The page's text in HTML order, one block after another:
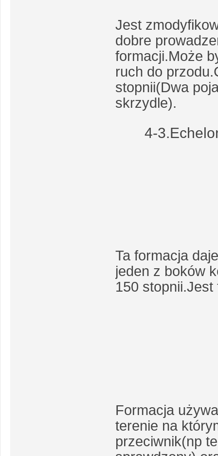
Jest
dobre
formacji.Może
ruch do
stopnii(Dwa
skrzydle).
4-
Ta formacja
jeden z boków
150
Formacja
terenie na
przeciwnik(np